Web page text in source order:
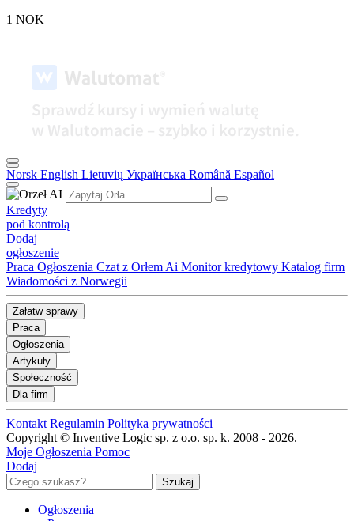
1 NOK
Norsk English Lietuvių Українська Română Español
Kredyty
pod kontrolą
Dodaj
ogłoszenie
Praca Ogłoszenia Czat z Orłem Ai Monitor kredytowy Katalog firm
Wiadomości z Norwegii
Załatw sprawy
Praca
Ogłoszenia
Artykuły
Społeczność
Dla firm
Kontakt Regulamin Polityka prywatności
Copyright © Inventive Logic sp. z o.o. sp. k. 2008 - 2026.
Moje Ogłoszenia Pomoc
Dodaj
Ogłoszenia